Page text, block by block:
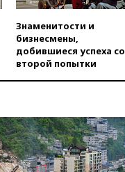
Знаменитости и
бизнесмены,
добившиеся успеха со
второй попытки